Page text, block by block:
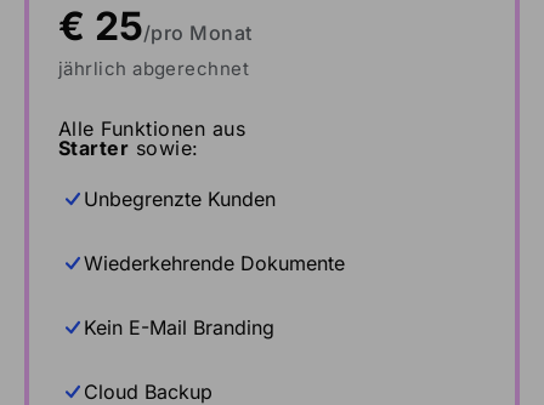
€ 25/pro Monat
jährlich abgerechnet
Alle Funktionen aus
Starter sowie:
Unbegrenzte Kunden
Wiederkehrende Dokumente
Kein E-Mail Branding
Cloud Backup